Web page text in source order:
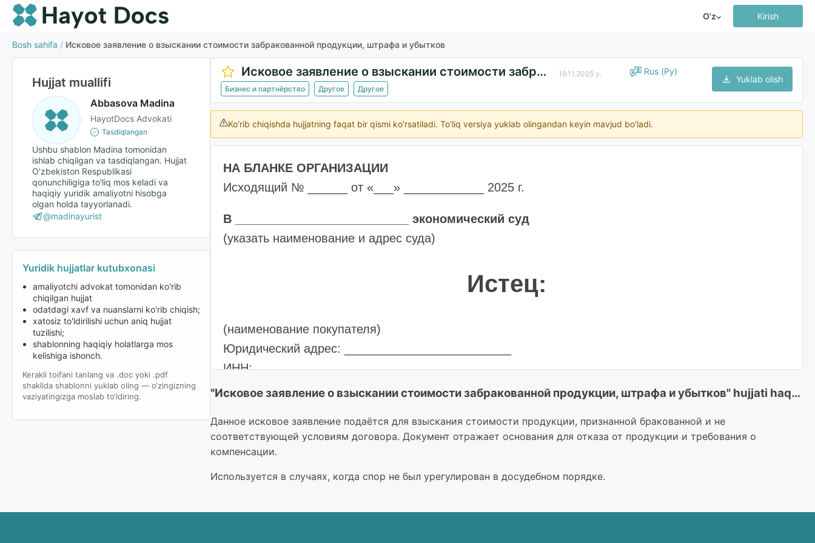
O'z Kirish
Bosh sahifa / Исковое заявление о взыскании стоимости забракованной продукции, штрафа и убытков
Hujjat muallifi
Abbasova Madina
HayotDocs Advokati
Tasdiqlangan
Ushbu shablon Madina tomonidan
ishlab chiqilgan va tasdiqlangan. Hujjat
O'zbekiston Respublikasi
qonunchiligiga to'liq mos keladi va
haqiqiy yuridik amaliyotni hisobga
olgan holda tayyorlanadi.
@madinayurist
Yuridik hujjatlar kutubxonasi
amaliyotchi advokat tomonidan ko'rib
chiqilgan hujjat
odatdagi xavf va nuanslarni ko'rib chiqish;
xatosiz to'ldirilishi uchun aniq hujjat
tuzilishi;
shablonning haqiqiy holatlarga mos
kelishiga ishonch.
Kerakli toifani tanlang va .doc yoki .pdf
shaklida shablonni yuklab oling — o‘zingizning
vaziyatingizga moslab to‘ldiring.
Исковое заявление о взыскании стоимости забракованной продукции, штрафа и убытков 19.11.2025 y. Rus (Ру)
Бизнес и партнёрство Другое Другое
Yuklab olish
Ko'rib chiqishda hujjatning faqat bir qismi ko'rsatiladi. To'liq versiya yuklab olingandan keyin mavjud bo'ladi.
НА БЛАНКЕ ОРГАНИЗАЦИИ
Исходящий № ______ от «___» ____________ 2025 г.
В __________________________ экономический суд
(указать наименование и адрес суда)
Истец:
(наименование покупателя)
Юридический адрес: _________________________
ИНН: ______________
р/с: ________________ в ____________________ банк
Ответчик:
"Исковое заявление о взыскании стоимости забракованной продукции, штрафа и убытков" hujjati haqida ma’lumot
Данное исковое заявление подаётся для взыскания стоимости продукции, признанной бракованной и не
соответствующей условиям договора. Документ отражает основания для отказа от продукции и требования о
компенсации.
Используется в случаях, когда спор не был урегулирован в досудебном порядке.